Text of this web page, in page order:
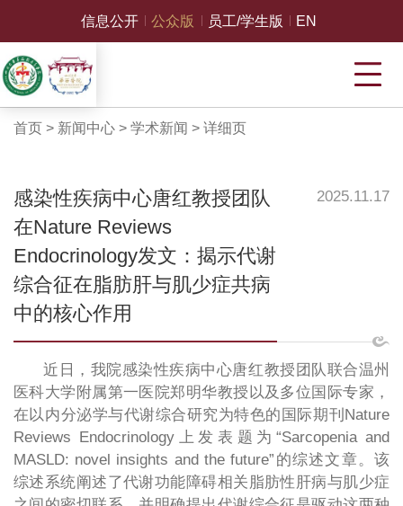
信息公开 公众版 员工/学生版 EN
首页 > 新闻中心> 学术新闻 > 详细页
感染性疾病中心唐红教授团队
在Nature Reviews
Endocrinology发文：揭示代谢
综合征在脂肪肝与肌少症共病
中的核心作用
2025.11.17
近日，我院感染性疾病中心唐红教授团队联合温州
医科大学附属第一医院郑明华教授以及多位国际专家，
在以内分泌学与代谢综合研究为特色的国际期刊Nature
Reviews Endocrinology上发表题为“Sarcopenia and
MASLD: novel insights and the future”的综述文章。该
综述系统阐述了代谢功能障碍相关脂肪性肝病与肌少症